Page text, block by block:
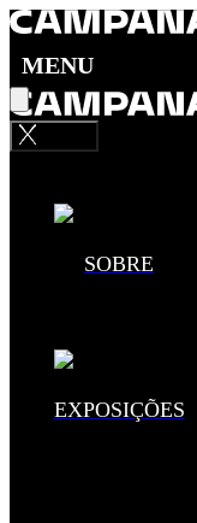
MENU
SOBRE
EXPOSIÇÕES